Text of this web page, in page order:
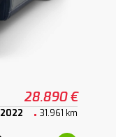
28.890 €
2022 31.961 km